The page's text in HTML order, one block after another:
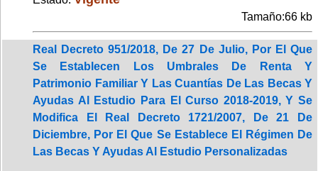
Tamaño:66 kb
Real Decreto 951/2018, De 27 De Julio, Por El Que
Se Establecen Los Umbrales De Renta Y
Patrimonio Familiar Y Las Cuantías De Las Becas Y
Ayudas Al Estudio Para El Curso 2018-2019, Y Se
Modifica El Real Decreto 1721/2007, De 21 De
Diciembre, Por El Que Se Establece El Régimen De
Las Becas Y Ayudas Al Estudio Personalizadas